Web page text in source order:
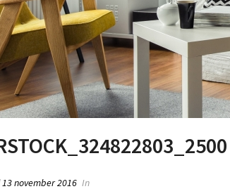
13 november 2016 In